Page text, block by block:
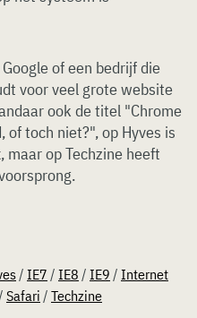
of een bedrijf die
voor veel grote website
ook de titel "Chrome
of toch niet?", op Hyves is
maar op Techzine heeft
/ IE7 / IE8 / IE9 / Internet
Safari / Techzine